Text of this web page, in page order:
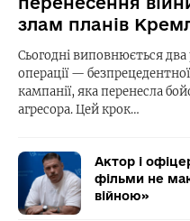
злам планів
Сьогодні виповнюється два
операції —
кампанії, яка перенесла
агресора. Цей крок…
Актор і
фільми не
війною»